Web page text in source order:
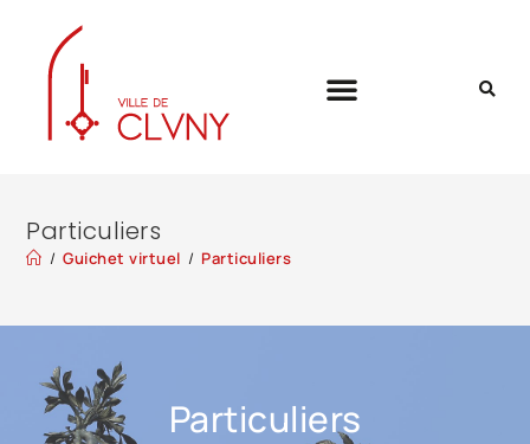
Particuliers
/ Guichet virtuel / Particuliers
Particuliers